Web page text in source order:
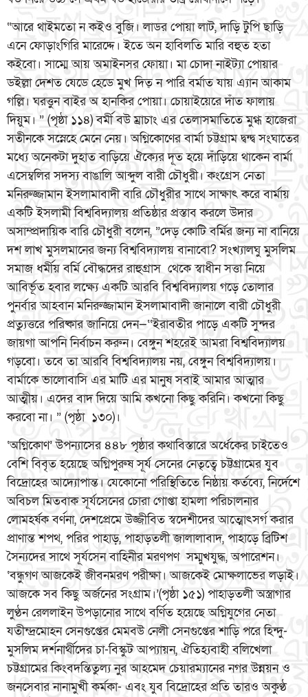
“আরে থাইমতো ন কইও বুজি। লাডর পোয়া লাট, দাড়ি টুপি ছাড়ি
এনে ফোড়াংগিরি মারেদ্দে। ইতে অন হাবিলতি মারি বহুত হতা
কইবো। সাম্মে আয় অমাইনসর ফোয়া। মা চোদা নাইট্যা পোয়ার
ডইল্লা দেশত যেডে হেডে মুখ দিত্ ন পারি বর্মাত যায় এ্যান আকাম
গল্লি। ঘরত্তুন বাইর অ হানকির পোয়া। চোয়াইয়েরে দাঁত ফালায়
দিয়ুম। ” (পৃষ্ঠা ১১৪) বর্মী বউ ম্রাচাং এর তেলাসমাতিতে মুগ্ধ হাজেরা
সতীনকে সস্নেহে মেনে নেয়। অগ্নিকোণের বার্মা চট্টগ্রাম দ্বন্দ্ব সংঘাতের
মধ্যে অনেকটা দুহাত বাড়িয়ে ঐক্যের দূত হয়ে দাঁড়িয়ে থাকেন বার্মা
এসেম্বলির সদস্য বাঙালি আব্দুল বারী চৌধুরী। কংগ্রেস নেতা
মনিরুজ্জামান ইসলামাবাদী বারি চৌধুরীর সাথে সাক্ষাৎ করে বার্মায়
একটি ইসলামী বিশ্ববিদ্যালয় প্রতিষ্ঠার প্রস্তাব করলে উদার
অসাম্প্রদায়িক বারি চৌধুরী বলেন, ”দেড় কোটি বর্মির জন্য না বানিয়ে
দশ লাখ মুসলমানের জন্য বিশ্ববিদ্যালয় বানাবো? সংখ্যালঘু মুসলিম
সমাজ ধর্মীয় বর্মি বৌদ্ধদের রাহুগ্রাস থেকে স্বাধীন সত্তা নিয়ে
আবির্ভূত হবার লক্ষ্যে একটি আরবি বিশ্ববিদ্যালয় গড়ে তোলার
পুনর্বার আহবান মনিরুজ্জামান ইসলামাবাদী জানালে বারী চৌধুরী
প্রত্যুত্তরে পরিষ্কার জানিয়ে দেন—‘‘ইরাবতীর পাড়ে একটি সুন্দর
জায়গা আপনি নির্বাচন করুন। বেঙ্গুন শহরেই আমরা বিশ্ববিদ্যালয়
গড়বো। তবে তা আরবি বিশ্ববিদ্যালয় নয়, বেঙ্গুন বিশ্ববিদ্যালয়।
বার্মাকে ভালোবাসি এর মাটি এর মানুষ সবাই আমার আত্মার
আত্মীয়। এদের বাদ দিয়ে আমি কখনো কিছু করিনি। কখনো কিছু
করবো না। ” (পৃষ্ঠা ১৩০)।
‘অগ্নিকোণ’ উপন্যাসের ৪৪৮ পৃষ্ঠার কথাবিস্তারে অর্ধেকের চাইতেও
বেশি বিবৃত হয়েছে অগ্নিপুরুষ সূর্য সেনের নেতৃত্বে চট্টগ্রামের যুব
বিদ্রোহের আদ্যোপান্ত। যেকোনো পরিস্থিতিতে নিষ্ঠায় কর্তব্যে, নির্দেশে
অবিচল মিতবাক সূর্যসেনের চোরা গোপ্তা হামলা পরিচালনার
লোমহর্ষক বর্ণনা, দেশপ্রেমে উজ্জীবিত স্বদেশীদের আত্মোৎসর্গ করার
প্রাণান্ত শপথ, পরির পাহাড়, পাহাড়তলী জালালাবাদ, পাহাড়ে ব্রিটিশ
সৈন্যদের সাথে সূর্যসেন বাহিনীর মরণপণ সম্মুখযুদ্ধ, অপারেশন।
‘বন্ধুগণ আজকেই জীবনমরণ পরীক্ষা। আজকেই মোক্ষলাভের লড়াই।
আজকে সব কিছু অর্জনের সংগ্রাম।’(পৃষ্ঠা ১৫১) পাহাড়তলী অস্ত্রাগার
লুণ্ঠন রেললাইন উপড়ানোর সাথে বর্ণিত হয়েছে অগ্নিযুগের নেতা
যতীন্দ্রমোহন সেনগুপ্তের মেমবউ নেলী সেনগুপ্তের শাড়ি পরে হিন্দু-
মুসলিম দর্শনার্থীদের চা-বিস্কুট আপ্যায়ন, ঐতিহ্যবাহী বলিখেলা
চট্টগ্রামের কিংবদন্তিতুল্য নুর আহমেদ চেয়ারম্যানের নগর উন্নয়ন ও
জনসেবার নানামুখী কর্মকা- এবং যুব বিদ্রোহের প্রতি তারও অকুণ্ঠ